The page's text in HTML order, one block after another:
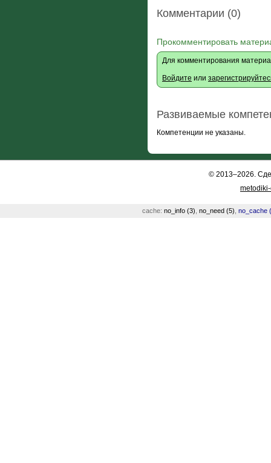
Комментарии (0)
Прокомментировать
Для комментирования
Войдите или
Развиваемые
Компетенции не указаны.
© 2013–2026.
cache: no_info (3) no_need (5) no_cache